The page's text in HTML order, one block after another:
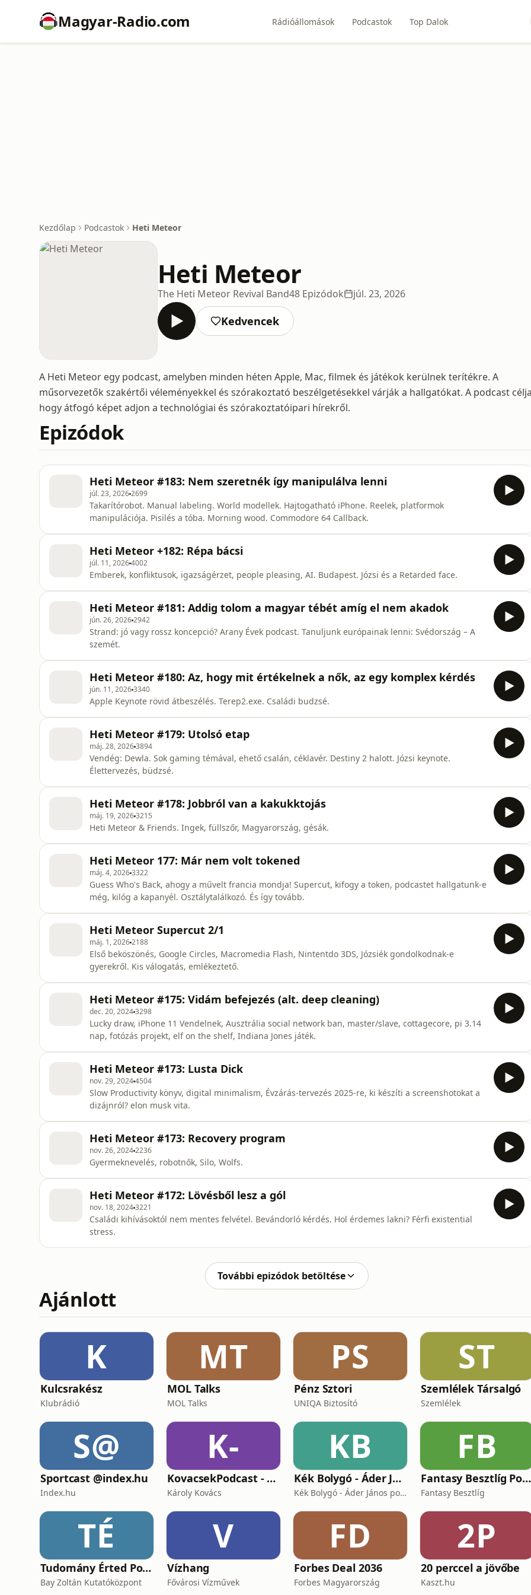
Magyar-Radio.com Rádióállomások Podcastok Top Dalok
Kezdőlap Podcastok Heti Meteor
Heti Meteor
The Heti Meteor Revival Band48 Epizódok júl. 23, 2026
Kedvencek
A Heti Meteor egy podcast, amelyben minden héten Apple, Mac, filmek és játékok kerülnek terítékre. A
műsorvezetők szakértői véleményekkel és szórakoztató beszélgetésekkel várják a hallgatókat. A podcast
hogy átfogó képet adjon a technológiai és szórakoztatóipari hírekről.
Epizódok
Heti Meteor #183: Nem szeretnék így manipulálva lenni
júl. 23, 20262699
Takarítórobot. Manual labeling. World modellek. Hajtogatható iPhone. Reelek, platformok
manipulációja. Pisilés a tóba. Morning wood. Commodore 64 Callback.
Heti Meteor +182: Répa bácsi
júl. 11, 20264002
Emberek, konfliktusok, igazságérzet, people pleasing, AI. Budapest. Józsi és a Retarded face.
Heti Meteor #181: Addig tolom a magyar tébét amíg el nem akadok
jún. 26, 20262942
Strand: jó vagy rossz koncepció? Arany Évek podcast. Tanuljunk európainak lenni: Svédország – A
szemét.
Heti Meteor #180: Az, hogy mit értékelnek a nők, az egy komplex kérdés
jún. 11, 20263340
Apple Keynote rövid átbeszélés. Terep2.exe. Családi budzsé.
Heti Meteor #179: Utolsó etap
máj. 28, 20263894
Vendég: Dewla. Sok gaming témával, ehető csalán, céklavér. Destiny 2 halott. Józsi keynote.
Élettervezés, büdzsé.
Heti Meteor #178: Jobbról van a kakukktojás
máj. 19, 20263215
Heti Meteor & Friends. Ingek, füllszőr, Magyarország, gésák.
Heti Meteor 177: Már nem volt tokened
máj. 4, 20263322
Guess Who's Back, ahogy a művelt francia mondja! Supercut, kifogy a token, podcastet hallgatunk-e
még, kilóg a kapanyél. Osztálytalálkozó. És így tovább.
Heti Meteor Supercut 2/1
máj. 1, 20262188
Első beköszönés, Google Circles, Macromedia Flash, Nintentdo 3DS, Józsiék gondolkodnak-e
gyerekről. Kis válogatás, emlékeztető.
Heti Meteor #175: Vidám befejezés (alt. deep cleaning)
dec. 20, 20243298
Lucky draw, iPhone 11 Vendelnek, Ausztrália social network ban, master/slave, cottagecore, pi 3.14
nap, fotózás projekt, elf on the shelf, Indiana Jones játék.
Heti Meteor #173: Lusta Dick
nov. 29, 20244504
Slow Productivity könyv, digital minimalism, Évzárás-tervezés 2025-re, ki készíti a screenshotokat a
dizájnról? elon musk vita.
Heti Meteor #173: Recovery program
nov. 26, 20242236
Gyermeknevelés, robotnők, Silo, Wolfs.
Heti Meteor #172: Lövésből lesz a gól
nov. 18, 20243221
Családi kihívásoktól nem mentes felvétel. Bevándorló kérdés. Hol érdemes lakni? Férfi existential
stress.
További epizódok betöltése
Ajánlott
K
Kulcsrakész
Klubrádió
MT
MOL Talks
MOL Talks
PS
Pénz Sztori
UNIQA Biztosító
ST
Szemlélek Társalgó
Szemlélek
S@
Sportcast @index.hu
Index.hu
K-
KovacsekPodcast - Értékes beszélgetések
Károly Kovács
KB
Kék Bolygó - Áder János podcastja
Kék Bolygó - Áder János podcastja
FB
Fantasy Besztlíg Podcast
Fantasy Besztlíg
TÉ
Tudomány Érted Podcast
Bay Zoltán Kutatóközpont
V
Vízhang
Fővárosi Vízművek
FD
Forbes Deal 2036
Forbes Magyarország
2P
20 perccel a jövőbe
Kaszt.hu